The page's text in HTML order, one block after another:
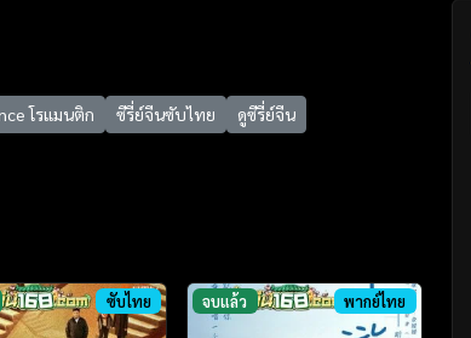
โรแมนติก ซีรี่ย์จีนซับไทย
ดูซีรี่ย์จีน
ซับไทย จบแล้ว พากย์ไทย